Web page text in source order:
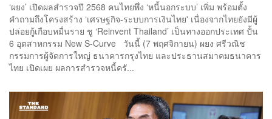
‘ผยง’ เปิดผลสำรวจปี 2568 คนไทยพึ่ง ‘หนี้นอกระบบ’ เพิ่ม พร้อมตั้ง
คำถามถึงโครงสร้าง ‘เศรษฐกิจ-ระบบการเงินไทย' เนื่องจากไทยยังมีผู้
ปล่อยกู้เกือบหมื่นราย ชู ‘Reinvent Thailand’ เป็นทางออกประเทศ ปั้น
6 อุตสาหกรรม New S-Curve วันนี้ (7 พฤศจิกายน) ผยง ศรีวณิช
กรรมการผู้จัดการใหญ่ ธนาคารกรุงไทย และประธานสมาคมธนาคาร
ไทย เปิดเผย ผลการสำรวจหนี้ครั...